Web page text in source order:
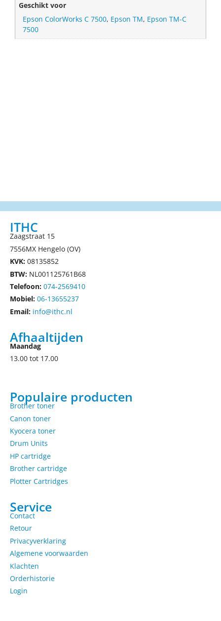
Geschikt voor
Epson ColorWorks C 7500, Epson TM, Epson TM-C
7500
ITHC
Zaagstraat 15
7556MX Hengelo (OV)
KVK: 08135852
BTW: NL001125761B68
Telefoon: 074-2569410
Mobiel: 06-13655237
Email: info@ithc.nl
Afhaaltijden
Maandag
13.00 tot 17.00
Populaire producten
Brother toner
Canon toner
Kyocera toner
Drum Units
HP cartridge
Brother cartridge
Plotter Cartridges
Service
Contact
Retour
Privacyverklaring
Algemene voorwaarden
Klachten
Orderhistorie
Login